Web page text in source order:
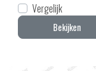
Vergelijk
Bekijken